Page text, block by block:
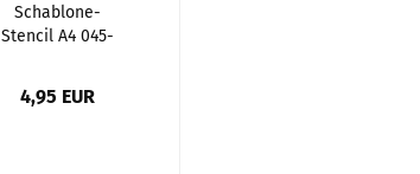
Schablone-
Stencil A4 045-
Lilie
4,95 EUR